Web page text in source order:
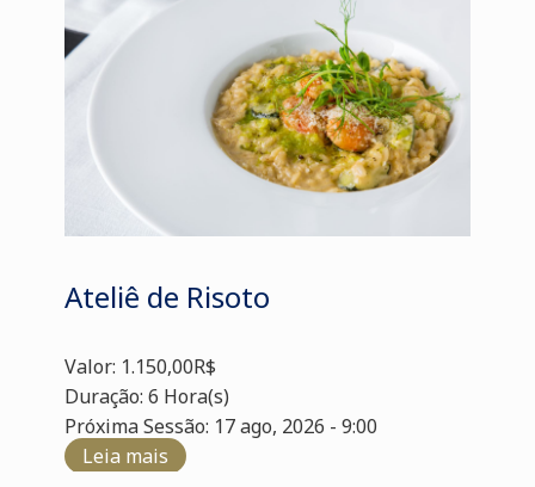
Ateliê de Risoto
Valor: 1.150,00R$
Duração: 6 Hora(s)
Próxima Sessão: 17 ago, 2026 - 9:00
Leia mais